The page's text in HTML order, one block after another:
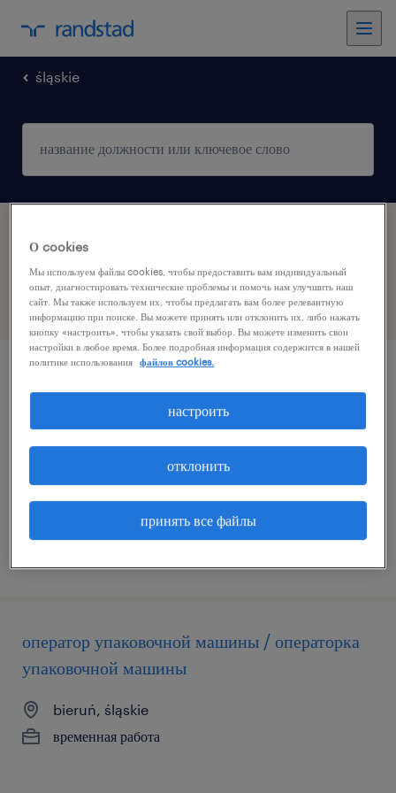
śląskie
фильтр 2
работница производства автокомпонентов
tychy, śląskie
оператор упаковочной машины / операторка
упаковочной машины
bieruń, śląskie
временная работа
О cookies
Мы используем файлы cookies, чтобы предоставить вам индивидуальный
опыт, диагностировать технические проблемы и помочь нам улучшить наш
сайт. Мы также используем их, чтобы предлагать вам более релевантную
информацию при поиске. Вы можете принять или отклонить их, либо нажать
кнопку «настроить», чтобы указать свой выбор. Вы можете изменить свои
настройки в любое время. Более подробная информация содержится в нашей
политике использования
файлов cookies.
принять все файлы
отклонить
настроить